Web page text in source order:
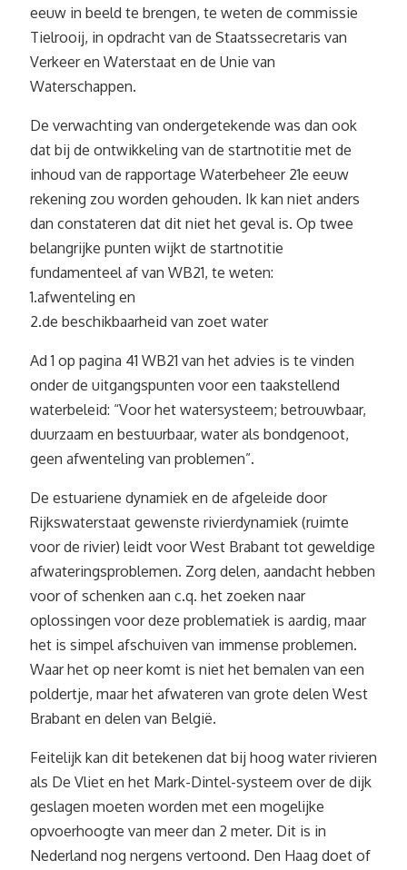
eeuw in beeld te brengen, te weten de commissie
Tielrooij, in opdracht van de Staatssecretaris van
Verkeer en Waterstaat en de Unie van
Waterschappen.
De verwachting van ondergetekende was dan ook
dat bij de ontwikkeling van de startnotitie met de
inhoud van de rapportage Waterbeheer 21e eeuw
rekening zou worden gehouden. Ik kan niet anders
dan constateren dat dit niet het geval is. Op twee
belangrijke punten wijkt de startnotitie
fundamenteel af van WB21, te weten:
1.afwenteling en
2.de beschikbaarheid van zoet water
Ad 1 op pagina 41 WB21 van het advies is te vinden
onder de uitgangspunten voor een taakstellend
waterbeleid: “Voor het watersysteem; betrouwbaar,
duurzaam en bestuurbaar, water als bondgenoot,
geen afwenteling van problemen”.
De estuariene dynamiek en de afgeleide door
Rijkswaterstaat gewenste rivierdynamiek (ruimte
voor de rivier) leidt voor West Brabant tot geweldige
afwateringsproblemen. Zorg delen, aandacht hebben
voor of schenken aan c.q. het zoeken naar
oplossingen voor deze problematiek is aardig, maar
het is simpel afschuiven van immense problemen.
Waar het op neer komt is niet het bemalen van een
poldertje, maar het afwateren van grote delen West
Brabant en delen van België.
Feitelijk kan dit betekenen dat bij hoog water rivieren
als De Vliet en het Mark-Dintel-systeem over de dijk
geslagen moeten worden met een mogelijke
opvoerhoogte van meer dan 2 meter. Dit is in
Nederland nog nergens vertoond. Den Haag doet of